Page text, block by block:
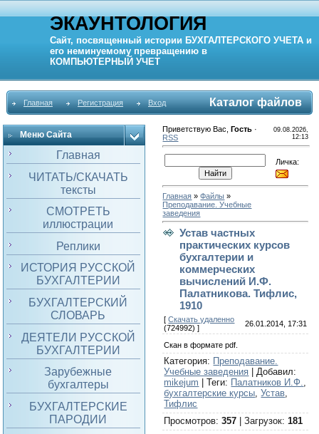
ЭКАУНТОЛОГИЯ
Сайт, посвященный истории БУХГАЛТЕРСКОГО УЧЕТА и
его неминуемому превращению в
КОМПЬЮТЕРНЫЙ УЧЕТ
Главная Регистрация Вход Каталог файлов
Меню Сайта
Главная
ЧИТАТЬ/СКАЧАТЬ
тексты
СМОТРЕТЬ
иллюстрации
Реплики
ИСТОРИЯ РУССКОЙ
БУХГАЛТЕРИИ
БУХГАЛТЕРСКИЙ
СЛОВАРЬ
ДЕЯТЕЛИ РУССКОЙ
БУХГАЛТЕРИИ
Зарубежные
бухгалтеры
БУХГАЛТЕРСКИЕ
ПАРОДИИ
Приветствую Вас ,Гость ·
RSS
09.08.2026,
12:13
Личка:
Главная »Файлы »
Преподавание. Учебные
заведения
Устав частных
практических курсов
бухгалтерии и
коммерческих
вычислений И.Ф.
Палатникова. Тифлис,
1910
[Скачать удаленно
(724992) ]
26.01.2014, 17:31
Скан в формате pdf.
Категория: Преподавание.
Учебные заведения |Добавил:
mikejum |Теги: Палатников И.Ф.,
бухгалтерские курсы,Устав,
Тифлис
Просмотров:357 |Загрузок:181